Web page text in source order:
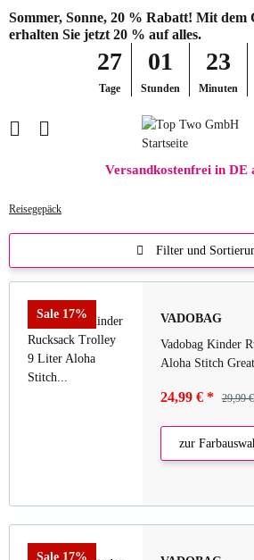
Sommer, Sonne, 20 % Rabatt! Mit dem
erhalten Sie jetzt 20 % auf alles.
27
Tage
01
Stunden
23
Minuten
Versandkostenfrei in DE
Reisegepäck
Filter und
Sale 17%
VADOBAG
Vadobag Kinder
Aloha Stitch
24,99 € * 29,99 €
zur
Sale 17%